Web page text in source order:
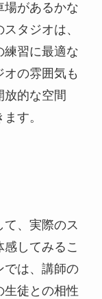
場があるかな
タジオは、
練習に最適な
の雰囲気も
放的な空間
す。
、実際のス
してみるこ
では、講師の
生徒との相性